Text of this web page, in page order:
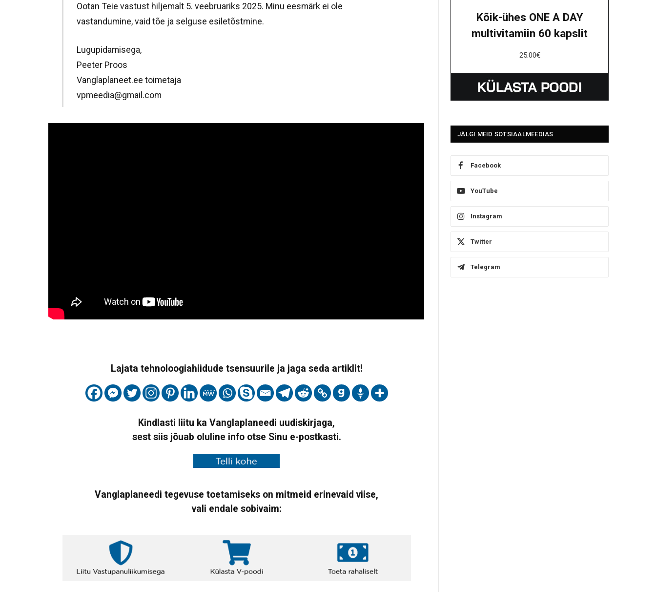
Ootan Teie vastust hiljemalt 5. veebruariks 2025. Minu eesmärk ei ole
vastandumine, vaid tõe ja selguse esiletõstmine.
Lugupidamisega,
Peeter Proos
Vanglaplaneet.ee toimetaja
vpmeedia@gmail.com
Lajata tehnoloogiahiidude tsensuurile ja jaga seda artiklit!
Kindlasti liitu ka Vanglaplaneedi uudiskirjaga,
sest siis jõuab oluline info otse Sinu e-postkasti.
Vanglaplaneedi tegevuse toetamiseks on mitmeid erinevaid viise,
vali endale sobivaim:
Kõik-ühes ONE A DAY
multivitamiin 60 kapslit
25.00€
JÄLGI MEID SOTSIAALMEEDIAS
Facebook
YouTube
Instagram
Twitter
Telegram